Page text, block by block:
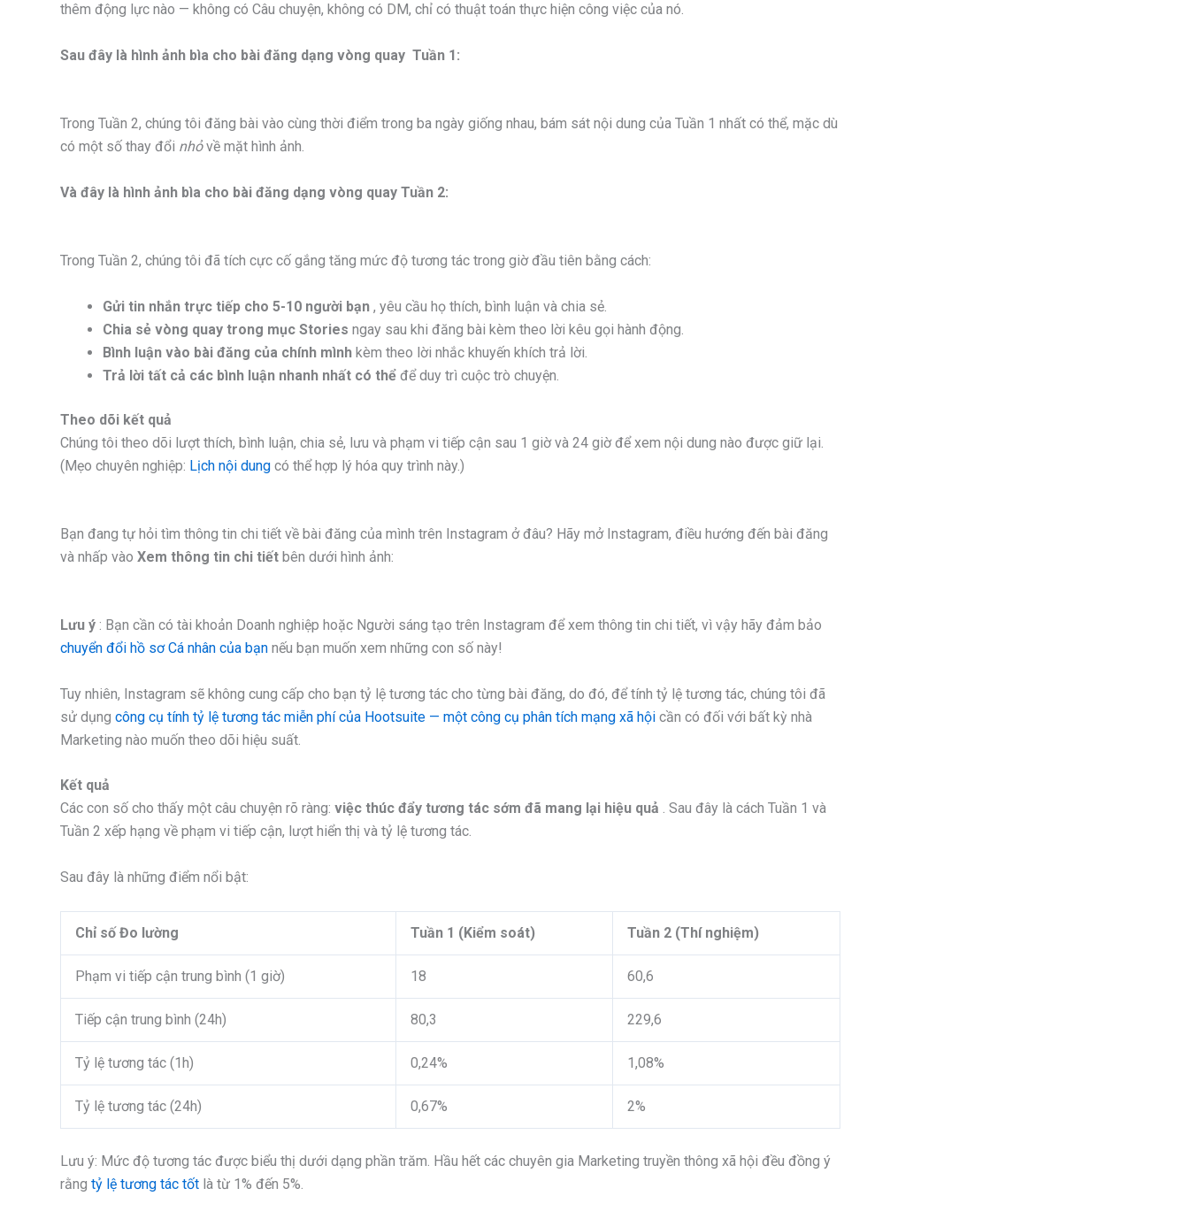
thêm động lực nào — không có Câu chuyện, không có DM, chỉ có thuật toán thực hiện công việc của nó.
Sau đây là hình ảnh bìa cho bài đăng dạng vòng quay Tuần 1:
Trong Tuần 2, chúng tôi đăng bài vào cùng thời điểm trong ba ngày giống nhau, bám sát nội dung của Tuần 1 nhất có thể, mặc dù
có một số thay đổi nhỏvề mặt hình ảnh.
Và đây là hình ảnh bìa cho bài đăng dạng vòng quay Tuần 2:
Trong Tuần 2, chúng tôi đã tích cực cố gắng tăng mức độ tương tác trong giờ đầu tiên bằng cách:
Gửi tin nhắn trực tiếp cho 5-10 người bạn , yêu cầu họ thích, bình luận và chia sẻ.
Chia sẻ vòng quay trong mục Stories ngay sau khi đăng bài kèm theo lời kêu gọi hành động.
Bình luận vào bài đăng của chính mình kèm theo lời nhắc khuyến khích trả lời.
Trả lời tất cả các bình luận nhanh nhất có thể để duy trì cuộc trò chuyện.
Theo dõi kết quả
Chúng tôi theo dõi lượt thích, bình luận, chia sẻ, lưu và phạm vi tiếp cận sau 1 giờ và 24 giờ để xem nội dung nào được giữ lại.
(Mẹo chuyên nghiệp: Lịch nội dung có thể hợp lý hóa quy trình này.)
Bạn đang tự hỏi tìm thông tin chi tiết về bài đăng của mình trên Instagram ở đâu? Hãy mở Instagram, điều hướng đến bài đăng
và nhấp vào Xem thông tin chi tiết bên dưới hình ảnh:
Lưu ý : Bạn cần có tài khoản Doanh nghiệp hoặc Người sáng tạo trên Instagram để xem thông tin chi tiết, vì vậy hãy đảm bảo
chuyển đổi hồ sơ Cá nhân của bạn nếu bạn muốn xem những con số này!
Tuy nhiên, Instagram sẽ không cung cấp cho bạn tỷ lệ tương tác cho từng bài đăng, do đó, để tính tỷ lệ tương tác, chúng tôi đã
sử dụng công cụ tính tỷ lệ tương tác miễn phí của Hootsuite — một công cụ phân tích mạng xã hội cần có đối với bất kỳ nhà
Marketing nào muốn theo dõi hiệu suất.
Kết quả
Các con số cho thấy một câu chuyện rõ ràng: việc thúc đẩy tương tác sớm đã mang lại hiệu quả . Sau đây là cách Tuần 1 và
Tuần 2 xếp hạng về phạm vi tiếp cận, lượt hiển thị và tỷ lệ tương tác.
Sau đây là những điểm nổi bật:
Chỉ số Đo lường Tuần 1 (Kiểm soát) Tuần 2 (Thí nghiệm)
Phạm vi tiếp cận trung bình (1 giờ) 18 60,6
Tiếp cận trung bình (24h) 80,3 229,6
Tỷ lệ tương tác (1h) 0,24% 1,08%
Tỷ lệ tương tác (24h) 0,67% 2%
Lưu ý: Mức độ tương tác được biểu thị dưới dạng phần trăm. Hầu hết các chuyên gia Marketing truyền thông xã hội đều đồng ý
rằng tỷ lệ tương tác tốt là từ 1% đến 5%.